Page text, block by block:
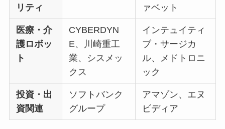
リティ
ァベット
医療・介
護ロボッ
ト
CYBERDYN
E、川崎重工
業、シスメッ
クス
インテュイティ
ブ・サージカ
ル、メドトロニ
ック
投資・出
資関連
ソフトバンク
グループ
アマゾン、エヌ
ビディア